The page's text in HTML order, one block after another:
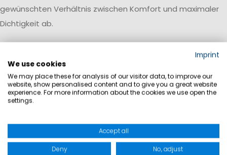
gewünschten Verhältnis zwischen Komfort und maximaler
Dichtigkeit ab.
Imprint
We use cookies
We may place these for analysis of our visitor data, to improve our
website, show personalised content and to give you a great website
experience. For more information about the cookies we use open the
settings.
Accept all
Deny No, adjust